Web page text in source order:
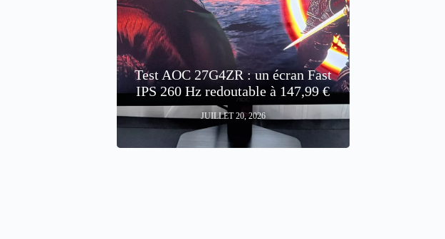
Test AOC 27G4ZR : un écran Fast
IPS 260 Hz redoutable à 147,99 €
JUILLET 20, 2026